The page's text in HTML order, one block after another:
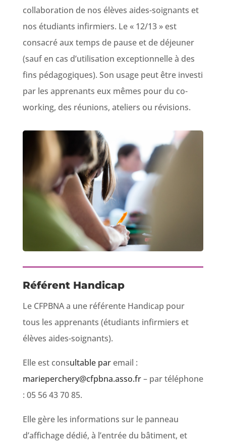
collaboration de nos élèves aides-soignants et
nos étudiants infirmiers. Le « 12/13 » est
consacré aux temps de pause et de déjeuner
(sauf en cas d’utilisation exceptionnelle à des
fins pédagogiques). Son usage peut être investi
par les apprenants eux mêmes pour du co-
working, des réunions, ateliers ou révisions.
Référent Handicap
Le CFPBNA a une référente Handicap pour
tous les apprenants (étudiants infirmiers et
élèves aides-soignants).
Elle est consultable paremail :
marieperchery@cfpbna.asso.fr– par téléphone
: 05 56 43 70 85.
Elle gère les informations sur le panneau
d’affichage dédié, à l’entrée du bâtiment, et